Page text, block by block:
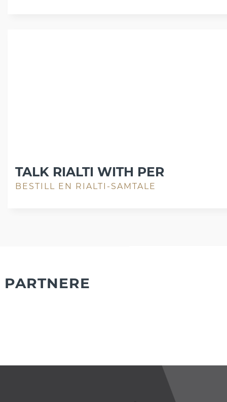
TALK RIALTI WITH PER
BESTILL EN RIALTI-SAMTALE
PARTNERE